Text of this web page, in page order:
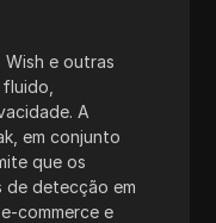
e outras
A
em conjunto
que os
de detecção em
commerce e